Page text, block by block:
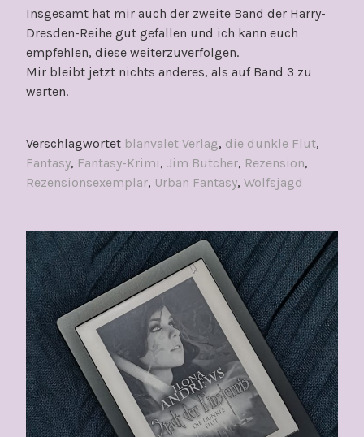
Insgesamt hat mir auch der zweite Band der Harry-
Dresden-Reihe gut gefallen und ich kann euch
empfehlen, diese weiterzuverfolgen.
Mir bleibt jetzt nichts anderes, als auf Band 3 zu
warten.
Verschlagwortet blanvalet Verlag, die dunkle Flut,
Fantasy, Fantasy-Krimi, Jim Butcher, Rezension,
Rezensionsexemplar, Urban Fantasy, Wolfsjagd